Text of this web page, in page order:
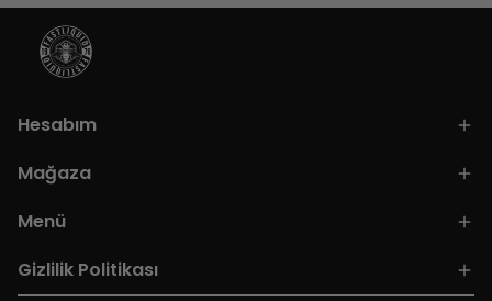
Hesabım
Mağaza
Menü
Gizlilik Politikası